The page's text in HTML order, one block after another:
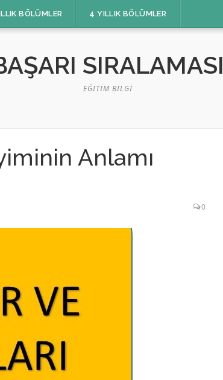
BÖLÜMLER 4 YILLIK BÖLÜMLER
SIRALAMASI
EĞITIM BILGI
Anlamı
0